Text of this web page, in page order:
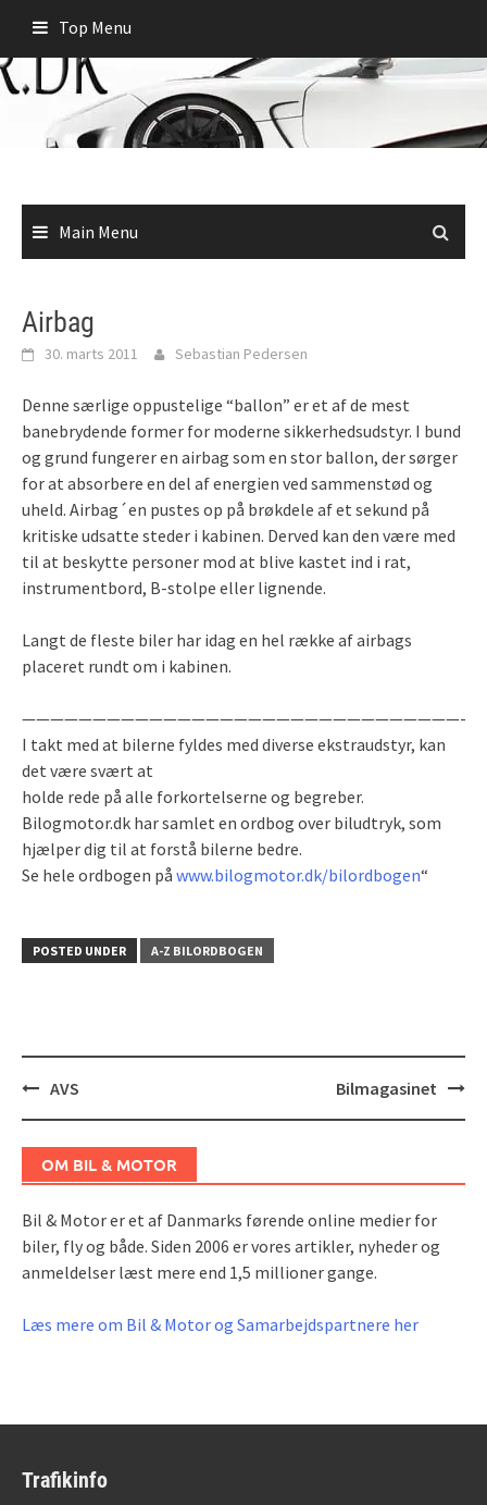
content
Top Menu
Main Menu
Airbag
30. marts 2011 Sebastian Pedersen
Denne særlige oppustelige “ballon” er et af de mest
banebrydende former for moderne sikkerhedsudstyr. I bund
og grund fungerer en airbag som en stor ballon, der sørger
for at absorbere en del af energien ved sammenstød og
uheld. Airbag´en pustes op på brøkdele af et sekund på
kritiske udsatte steder i kabinen. Derved kan den være med
til at beskytte personer mod at blive kastet ind i rat,
instrumentbord, B-stolpe eller lignende.
Langt de fleste biler har idag en hel række af airbags
placeret rundt om i kabinen.
———————————————————————————————-
I takt med at bilerne fyldes med diverse ekstraudstyr, kan
det være svært at
holde rede på alle forkortelserne og begreber.
Bilogmotor.dk har samlet en ordbog over biludtryk, som
hjælper dig til at forstå bilerne bedre.
Se hele ordbogen på www.bilogmotor.dk/bilordbogen“
POSTED UNDER A-Z BILORDBOGEN
PostAVS Bilmagasinet
OM BIL & MOTOR
Bil & Motor er et af Danmarks førende online medier for
biler, fly og både. Siden 2006 er vores artikler, nyheder og
anmeldelser læst mere end 1,5 millioner gange.
Læs mere om Bil & Motor og Samarbejdspartnere her
Trafikinfo